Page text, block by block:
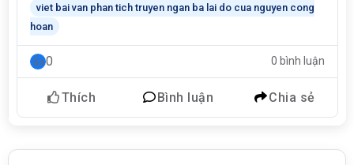
viet bai van phan tich truyen ngan ba lai do cua nguyen cong
hoan
0 0 bình luận
Thích Bình luận Chia sẻ